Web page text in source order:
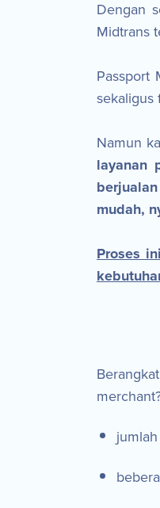
Dengan
Midtrans
Passport
sekaligus
Namun
layanan
mudah,
Proses
jumlah